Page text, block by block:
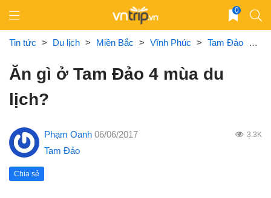
content
0
Tin tức > Du lịch > Miền Bắc > Vĩnh Phúc > Tam Đảo
Ăn gì ở Tam Đảo 4 mùa du
lịch?
Phạm Oanh 06/06/2017 3.3K
Tam Đảo
Chia sẻ